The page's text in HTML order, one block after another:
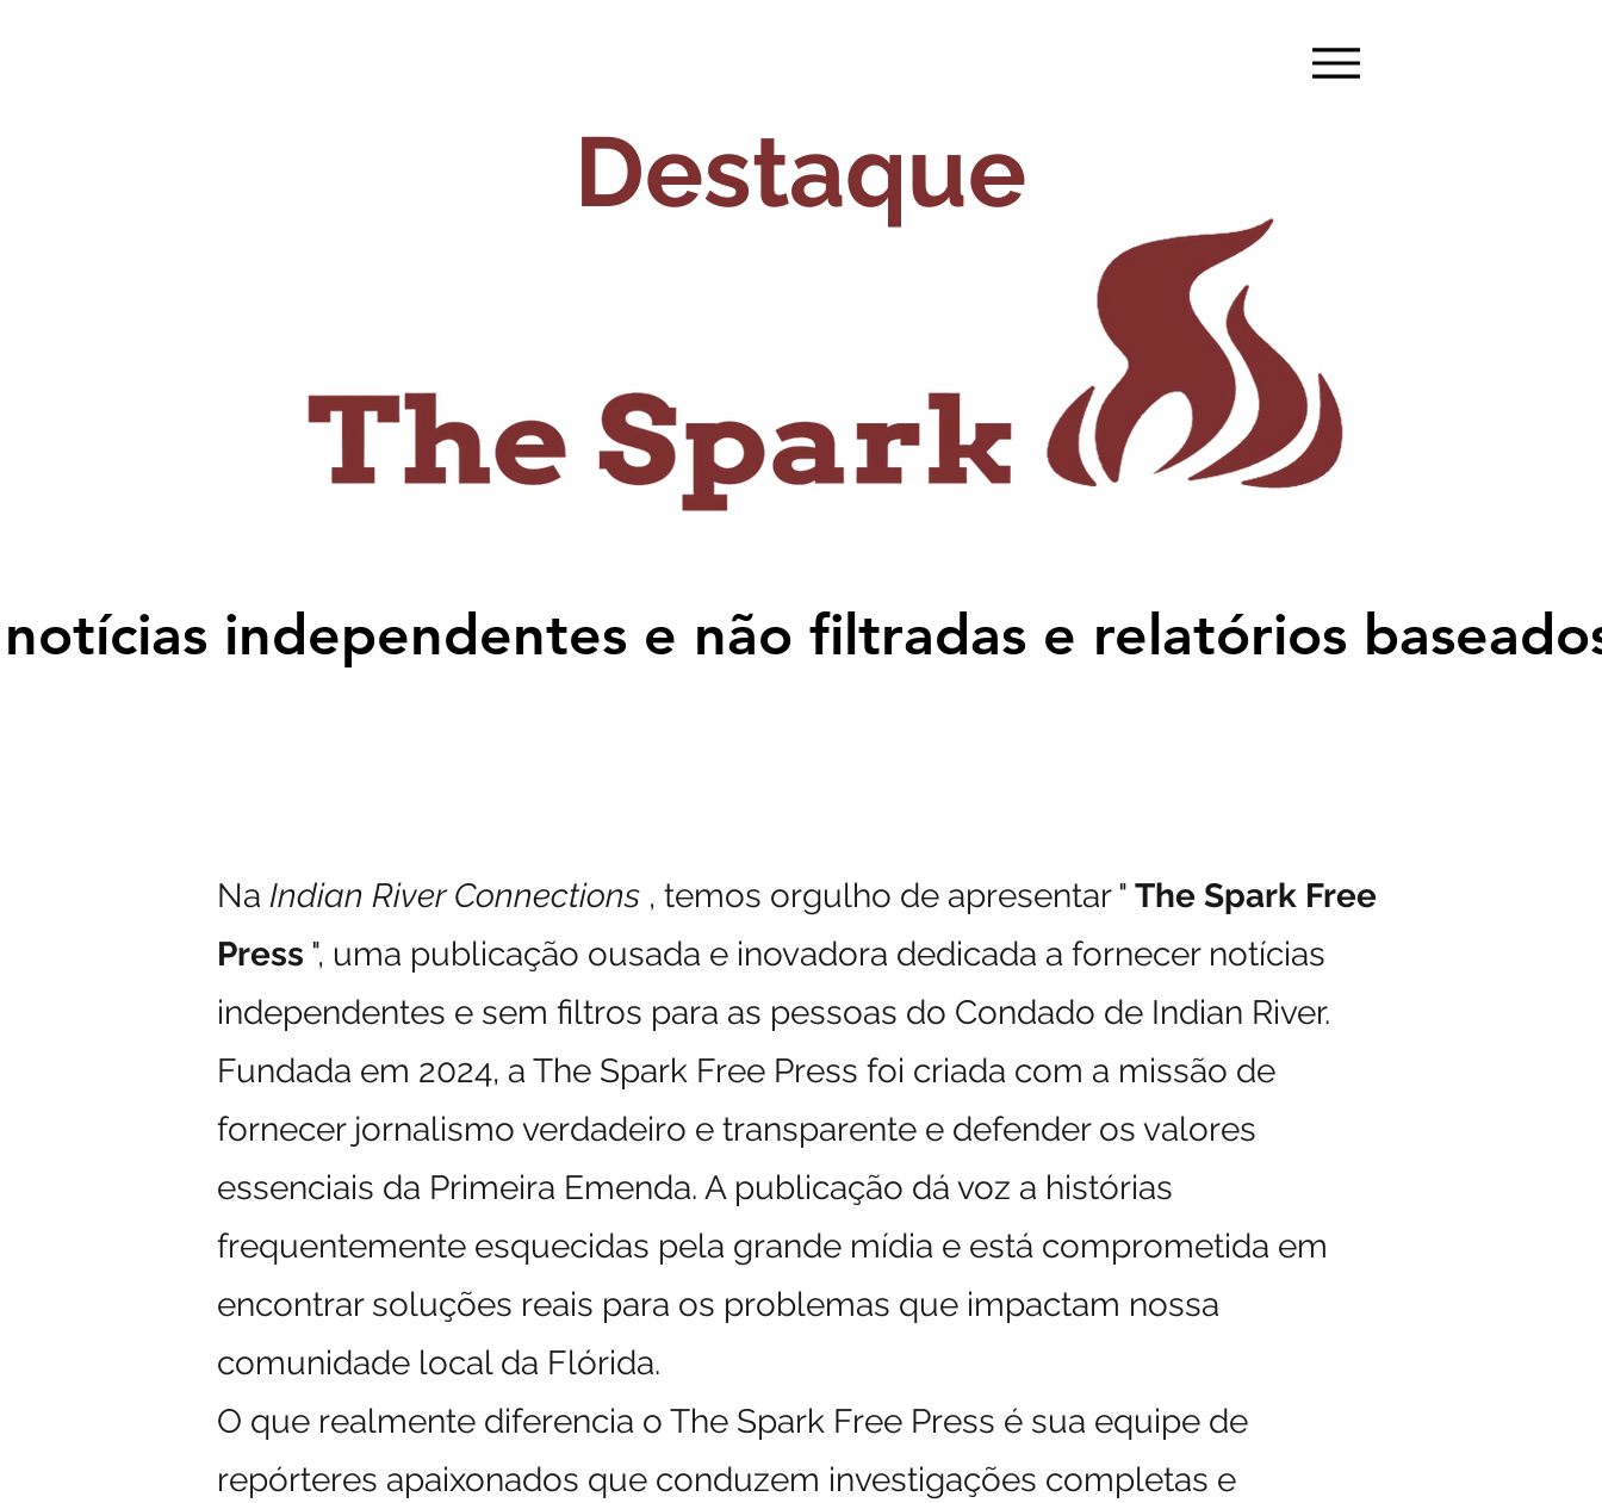
Destaque
independentes e não filtradas e relatórios
independentes e não filtradas e relatórios
Na Indian River Connections , temos orgulho de apresentar " The Spark Free
Press ", uma publicação ousada e inovadora dedicada a fornecer notícias
independentes e sem filtros para as pessoas do Condado de Indian River.
Fundada em 2024, a The Spark Free Press foi criada com a missão de
fornecer jornalismo verdadeiro e transparente e defender os valores
essenciais da Primeira Emenda. A publicação dá voz a histórias
frequentemente esquecidas pela grande mídia e está comprometida em
encontrar soluções reais para os problemas que impactam nossa
comunidade local da Flórida.
O que realmente diferencia o The Spark Free Press é sua equipe de
repórteres apaixonados que conduzem investigações completas e